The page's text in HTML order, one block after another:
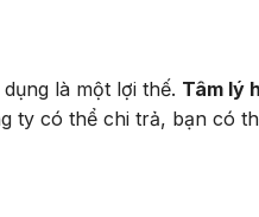
là một lợi thế. Tâm lý
ty có thể chi trả, bạn có